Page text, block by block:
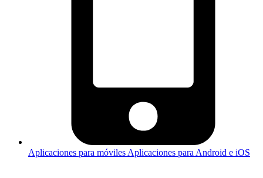
Aplicaciones para móviles Aplicaciones para Android e iOS